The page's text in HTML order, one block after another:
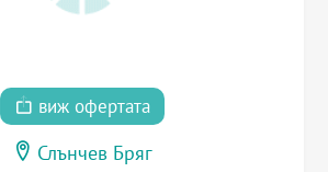
виж офертата
Слънчев Бряг